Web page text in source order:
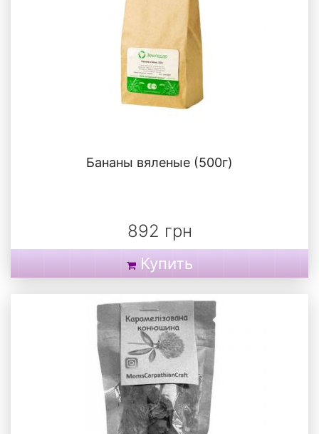
Бананы вяленые (500г)
892 грн
Купить